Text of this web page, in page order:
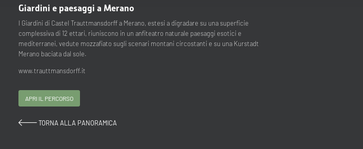
Giardini e paesaggi a Merano
I Giardini di Castel Trauttmansdorff a Merano, estesi a digradare su una superficie
complessiva di 12 ettari, riuniscono in un anfiteatro naturale paesaggi esotici e
mediterranei, vedute mozzafiato sugli scenari montani circostanti e su una Kurstadt
Merano baciata dal sole.
www.trauttmansdorff.it
APRI IL PERCORSO
TORNA ALLA PANORAMICA